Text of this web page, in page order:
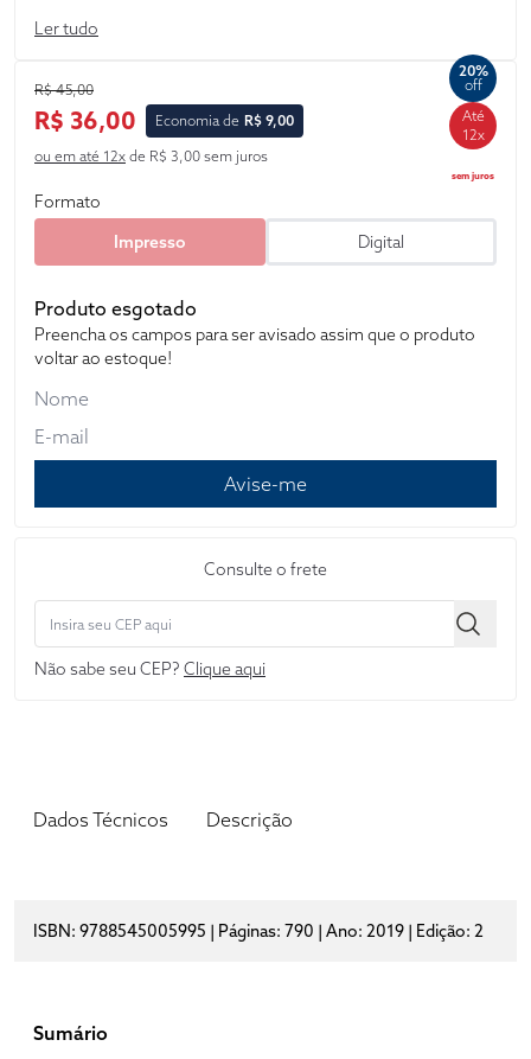
foi associada aos artigos e demais dispositivos a existência de
Ação Direta de Inconstitucionalidade. Terceiro, as normas
infralegais que regulamentam o dispositivo estão indicadas e
também associadas ao respectivo dispositivo da
Constituição.
Ler tudo
R$ 45,00
R$ 36,00 Economia de R$ 9,00
20%
off
Até
12x
sem juros
ou em até 12x de R$ 3,00 sem juros
Formato
Impresso
Digital
Produto esgotado
Preencha os campos para ser avisado assim que o produto
voltar ao estoque!
Avise-me
Consulte o frete
Não sabe seu CEP? Clique aqui
Dados Técnicos Descrição
ISBN: 9788545005995 | Páginas: 790 | Ano: 2019 | Edição: 2
Sumário